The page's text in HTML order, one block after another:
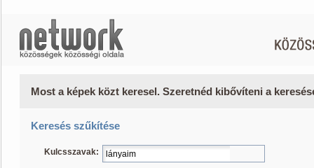
Most a képek közt keresel. Szeretnéd kibővíteni a
Keresés szűkítése
Kulcsszavak: